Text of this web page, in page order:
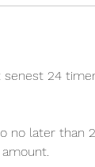
24
no later than